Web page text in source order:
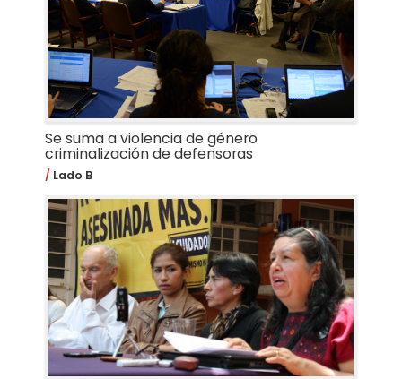
Se suma a violencia de género
criminalización de defensoras
Lado B